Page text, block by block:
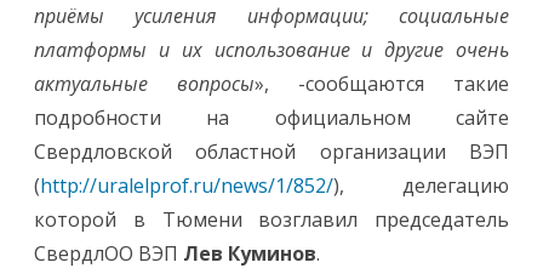
приёмы усиления информации; социальные
платформы и их использование и другие очень
актуальные вопросы», -сообщаются такие
подробности на официальном сайте
Свердловской областной организации ВЭП
(http://uralelprof.ru/news/1/852/), делегацию
которой в Тюмени возглавил председатель
СвердлОО ВЭП Лев Куминов.